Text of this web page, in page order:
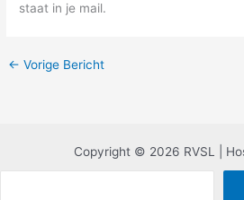
staat in je mail.
← Vorige Bericht
Copyright © 2026 RVSL |